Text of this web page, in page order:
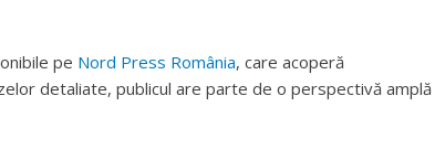
pe Nord Press România, care acoperă
detaliate, publicul are parte de o perspectivă amplă